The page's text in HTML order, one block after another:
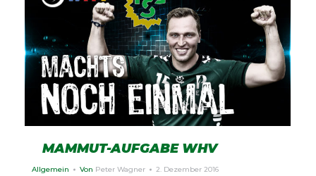
MAMMUT-AUFGABE WHV
Allgemein Von Peter Wagner 2. Dezember 2016